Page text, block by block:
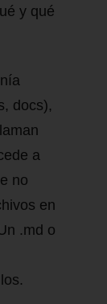
y qué
docs),
a
no
en
.md o